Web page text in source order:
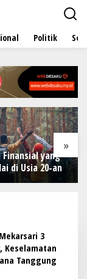
Politik
»
Finansial yang
di Usia 20-an
3
Keselamatan
Tanggung